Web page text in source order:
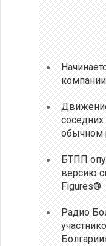
соседних
БТПП
версию
Figures®
Радио